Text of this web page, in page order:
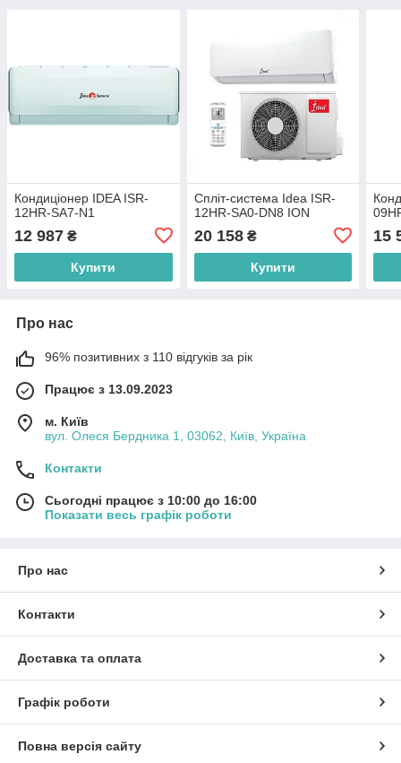
Кондиціонер IDEA ISR-
12HR-SA7-N1
12 987 ₴
Купити
Спліт-система Idea ISR-
12HR-SA0-DN8 ION
20 158₴
Купити
15
Про нас
96% позитивних з 110 відгуків за рік
Працює з 13.09.2023
м. Київ
вул. Олеся Бердника 1, 03062, Київ, Україна
Контакти
Сьогодні працює з 10:00 до 16:00
Показати весь графік роботи
Про нас
Контакти
Доставка та оплата
Графік роботи
Повна версія сайту